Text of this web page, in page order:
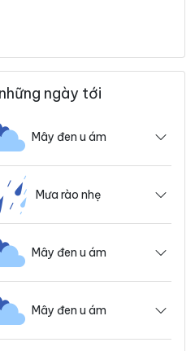
ngày tới
Mây đen u ám
Mưa rào nhẹ
Mây đen u ám
Mây đen u ám